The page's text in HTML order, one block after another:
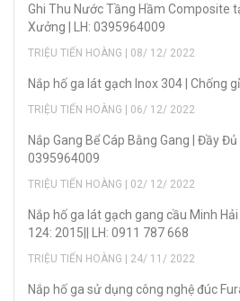
Ghi Thu Nước Tầng Hầm Composite
Xưởng | LH: 0395964009
TRIỆU TIẾN HOÀNG | 08/ 12/ 2022
Nắp hố ga lát gạch Inox 304 | Chống
TRIỆU TIẾN HOÀNG | 06/ 12/ 2022
Nắp Gang Bể Cáp Bằng Gang | Đầy
0395964009
TRIỆU TIẾN HOÀNG | 02/ 12/ 2022
Nắp hố ga lát gạch gang cầu Minh
124: 2015|| LH: 0911 787 668
TRIỆU TIẾN HOÀNG | 24/ 11/ 2022
Nắp hố ga sử dụng công nghệ đúc